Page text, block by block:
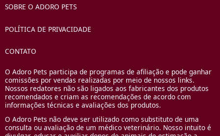
SOBRE O ADORO PETS
POLÍTICA DE PRIVACIDADE
CONTATO
O Adoro Pets participa de programas de afiliação e pode ganhar
comissões por vendas realizadas por meio de nossos links.
Nossos redatores não são ligados aos fabricantes dos produtos
recomendados e criam as recomendações de acordo com
informações técnicas e avaliações dos produtos.
O Adoro Pets não deve ser utilizado como substituto de uma
consulta ou avaliação de um médico veterinário. Nosso intuito é